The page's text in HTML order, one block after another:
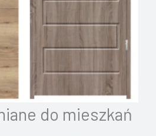
do mieszkań